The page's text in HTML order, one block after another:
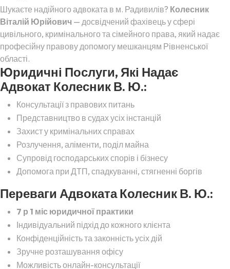
Шукаєте надійного адвоката в м. Радивилів? Колесник
Віталій Юрійович — досвідчений фахівець у сфері
цивільного, кримінального та сімейного права, який надає
професійну правову допомогу мешканцям Рівненської
області.
Юридичні Послуги, Які Надає
Адвокат Колесник В. Ю.:
Консультації з правових питань
Представництво в судах усіх інстанцій
Захист у кримінальних справах
Розлучення, аліменти, поділ майна
Супровід господарських спорів і бізнесу
Допомога при ДТП, спадкуванні, стягненні боргів
Переваги Адвоката Колесник В. Ю.:
7 р 1 міс юридичної практики
Індивідуальний підхід до кожного клієнта
Конфіденційність та законність усіх дій
Зручне розташування офісу
Можливість онлайн-консультації